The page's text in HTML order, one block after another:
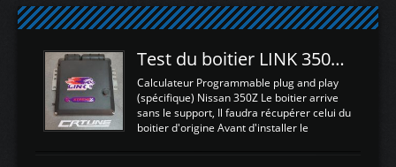
Test du boitier LINK 350Z Plugin ECU
Calculateur Programmable plug and play
(spécifique) Nissan 350Z Le boitier arrive
sans le support, Il faudra récupérer celui du
boitier d'origine Avant d'installer le